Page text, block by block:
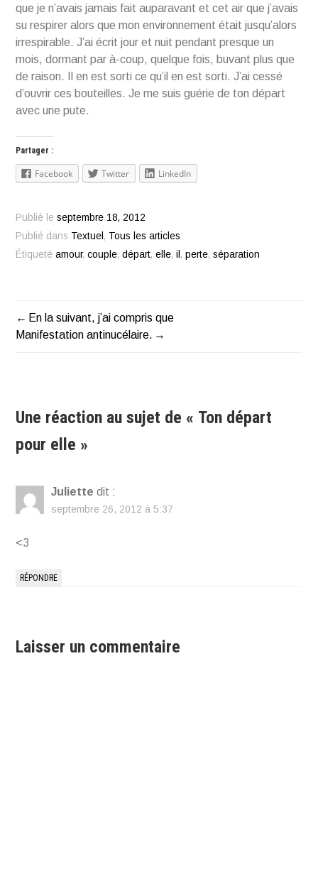
que je n’avais jamais fait auparavant et cet air que j’avais
su respirer alors que mon environnement était jusqu’alors
irrespirable. J’ai écrit jour et nuit pendant presque un
mois, dormant par à-coup, quelque fois, buvant plus que
de raison. Il en est sorti ce qu’il en est sorti. J’ai cessé
d’ouvrir ces bouteilles. Je me suis guérie de ton départ
avec une pute.
Partager :
Facebook Twitter LinkedIn
Publié leseptembre 18, 2012
Publié dans Textuel , Tous les articles
Étiquetéamour,couple,départ,elle,il ,perte,séparation
Navigation
En la suivant, j’ai compris que
Manifestation antinucélaire.
Une réaction au sujet de « Ton départ
pour elle »
Juliette dit :
septembre 26, 2012 à 5:37
<3
RÉPONDRE
Laisser un commentaire